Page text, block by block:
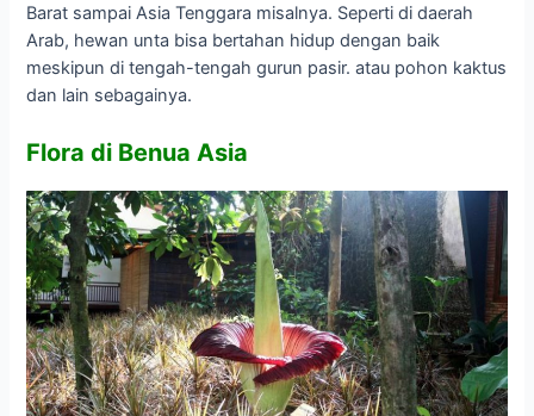
Barat sampai Asia Tenggara misalnya. Seperti di daerah
Arab, hewan unta bisa bertahan hidup dengan baik
meskipun di tengah-tengah gurun pasir. atau pohon kaktus
dan lain sebagainya.
Flora di Benua Asia